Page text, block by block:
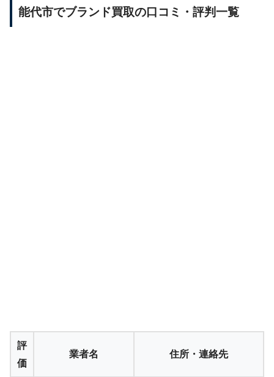
能代市でブランド買取の口コミ・評判一覧
評
価
業者名 住所・連絡先